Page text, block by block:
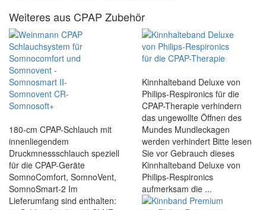
Weiteres aus CPAP Zubehör
180-cm CPAP-Schlauch mit
innenliegendem
Druckmnessschlauch speziell
für die CPAP-Geräte
SomnoComfort, SomnoVent,
SomnoSmart-2 Im
Lieferumfang sind enthalten:
Kinnhalteband Deluxe von
Philips-Respironics für die
CPAP-Therapie verhindern
das ungewollte Öffnen des
Mundes Mundleckagen
werden verhindert Bitte lesen
Sie vor Gebrauch dieses
Kinnhalteband Deluxe von
Philips-Respironics
aufmerksam die ...